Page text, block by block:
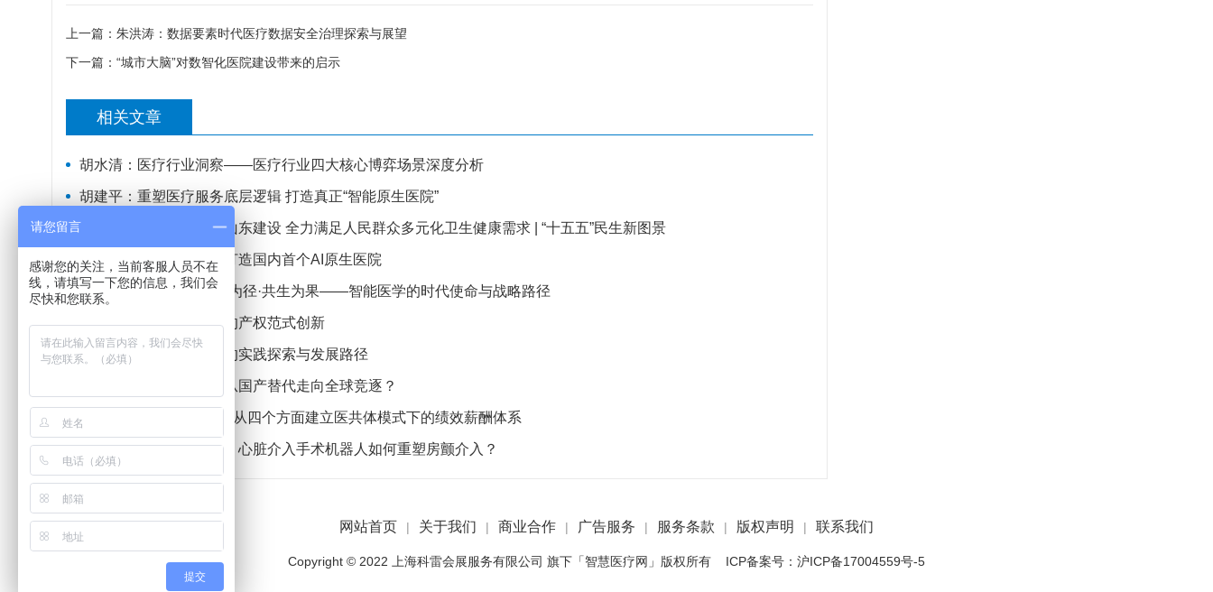
上一篇： 朱洪涛：数据要素时代医疗数据安全治理探索与展望
下一篇： “城市大脑”对数智化医院建设带来的启示
相关文章
胡水清：医疗行业洞察——医疗行业四大核心博弈场景深度分析
胡建平：重塑医疗服务底层逻辑 打造真正“智能原生医院”
马立新：扎实推进健康山东建设 全力满足人民群众多元化卫生健康需求 | “十五五”民生新图景
中山医院顾建英：探索打造国内首个AI原生医院
吉训明：智启为基·融合为径·共生为果——智能医学的时代使命与战略路径
刘守英：数字经济时代的产权范式创新
杨星林：智慧病房建设的实践探索与发展路径
叶菁：腔镜机器人如何从国产替代走向全球竞逐？
徐毓才：以“协同”为核心从四个方面建立医共体模式下的绩效薪酬体系
李光松：从手动到智能，心脏介入手术机器人如何重塑房颤介入？
网站首页 | 关于我们 | 商业合作 | 广告服务 | 服务条款 | 版权声明 | 联系我们
Copyright © 2022 上海科雷会展服务有限公司 旗下「智慧医疗网」版权所有 ICP备案号： 沪ICP备17004559号-5
请您留言
感谢您的关注，当前客服人员不在
线，请填写一下您的信息，我们会
尽快和您联系。
提交